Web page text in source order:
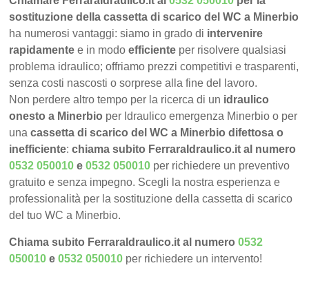
sostituzione della cassetta di scarico del WC a Minerbio
ha numerosi vantaggi: siamo in grado di intervenire
rapidamente e in modoefficiente per risolvere qualsiasi
problema idraulico; offriamo prezzi competitivi e trasparenti,
senza costi nascosti o sorprese alla fine del lavoro.
Non perdere altro tempo per la ricerca di un idraulico
onesto a Minerbio per Idraulico emergenza Minerbio o per
unacassetta di scarico del WC a Minerbio difettosa o
inefficiente:chiama subito FerraraIdraulico.it al numero
0532 050010 e0532 050010 per richiedere un preventivo
gratuito e senza impegno. Scegli la nostra esperienza e
professionalità per la sostituzione della cassetta di scarico
del tuo WC a Minerbio.
Chiama subito FerraraIdraulico.it al numero0532
050010 e0532 050010 per richiedere un intervento!